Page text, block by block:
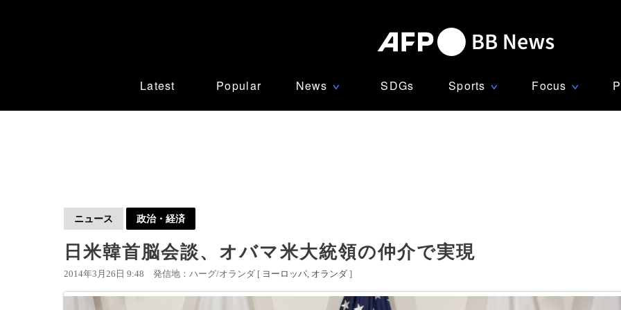
Latest Popular News ∨ SDGs Sports ∨ Focus ∨
ニュース 政治・経済
日米韓首脳会談、オバマ米大統領の仲介で実現
2014年3月26日 9:48 発信地：ハーグ/オランダ [ ヨーロッパ オランダ ]